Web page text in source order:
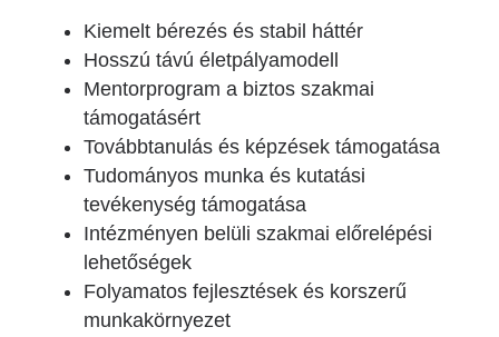
Kiemelt bérezés és stabil háttér
Hosszú távú életpályamodell
Mentorprogram a biztos szakmai
támogatásért
Továbbtanulás és képzések támogatása
Tudományos munka és kutatási
tevékenység támogatása
Intézményen belüli szakmai előrelépési
lehetőségek
Folyamatos fejlesztések és korszerű
munkakörnyezet